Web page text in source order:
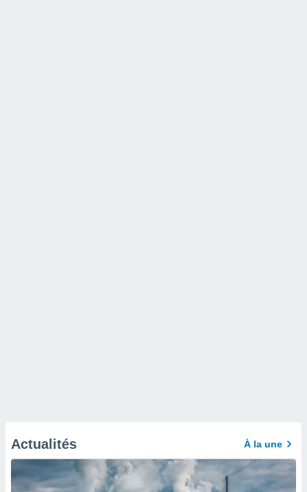
Actualités À la une